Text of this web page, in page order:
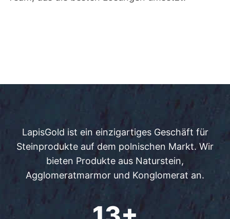
LapisGold ist ein einzigartiges Geschäft für
Steinprodukte auf dem polnischen Markt. Wir
bieten Produkte aus Naturstein,
Agglomeratmarmor und Konglomerat an.